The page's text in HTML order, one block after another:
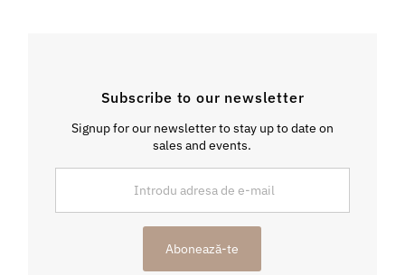
Subscribe to our newsletter
Signup for our newsletter to stay up to date on
sales and events.
de
Abonează-te